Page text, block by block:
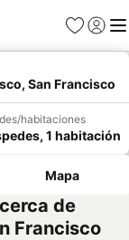
Favoritos
Iniciar
San Francisco
habitaciones
1 habitación
Mapa
de
Francisco